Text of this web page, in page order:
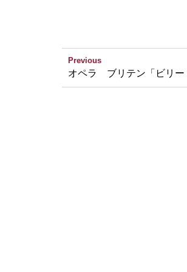
Previous
オペラ ブリテン「ビリー